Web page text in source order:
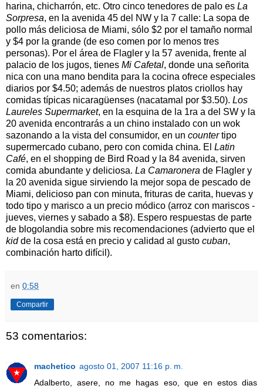
harina, chicharrón, etc. Otro cinco tenedores de palo es La
Sorpresa, en la avenida 45 del NW y la 7 calle: La sopa de
pollo más deliciosa de Miami, sólo $2 por el tamaño normal
y $4 por la grande (de eso comen por lo menos tres
personas). Por el área de Flagler y la 57 avenida, frente al
palacio de los jugos, tienes Mi Cafetal, donde una señorita
nica con una mano bendita para la cocina ofrece especiales
diarios por $4.50; además de nuestros platos criollos hay
comidas típicas nicaragüenses (nacatamal por $3.50). Los
Laureles Supermarket, en la esquina de la 1ra a del SW y la
20 avenida encontrarás a un chino instalado con un wok
sazonando a la vista del consumidor, en un countertipo
supermercado cubano, pero con comida china. El Latin
Café, en el shopping de Bird Road y la 84 avenida, sirven
comida abundante y deliciosa. La Camaronera de Flagler y
la 20 avenida sigue sirviendo la mejor sopa de pescado de
Miami, delicioso pan con minuta, frituras de carita, huevas y
todo tipo y marisco a un precio módico (arroz con mariscos -
jueves, viernes y sabado a $8). Espero respuestas de parte
de blogolandia sobre mis recomendaciones (advierto que el
kidde la cosa está en precio y calidad al gusto cuban,
combinación harto difícil).
en 0:58
Compartir
53 comentarios:
machetico agosto 01, 2007 11:16 p. m.
Adalberto, asere, no me hagas eso, que en estos dias